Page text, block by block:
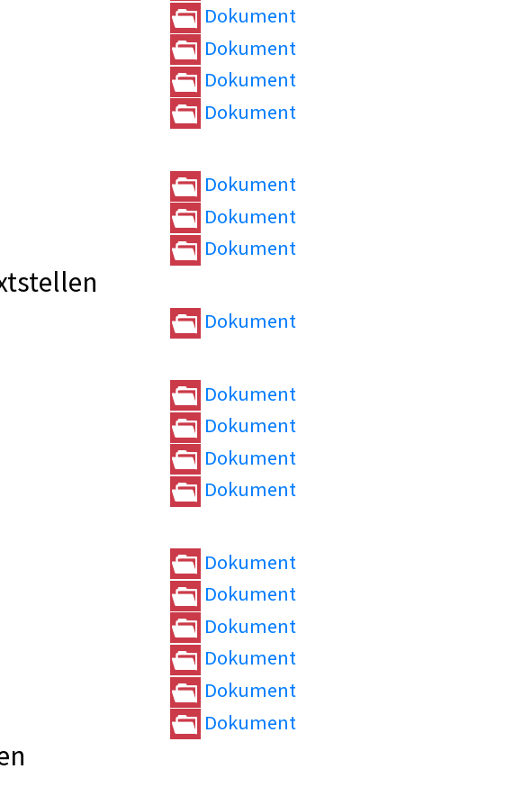
Dokument
Dokument
Dokument
Dokument
Dokument
Dokument
Dokument
Dokument
Dokument
Dokument
Dokument
Dokument
Dokument
Dokument
Dokument
Dokument
Dokument
Dokument